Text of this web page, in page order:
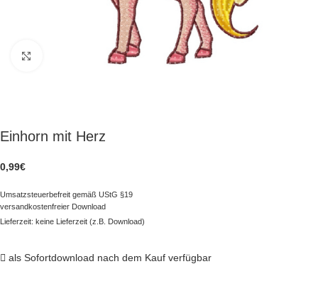
zum Vergrößern klicken
Einhorn mit Herz
0,99€
Umsatzsteuerbefreit gemäß UStG §19
versandkostenfreier Download
Lieferzeit: keine Lieferzeit (z.B. Download)
als Sofortdownload nach dem Kauf verfügbar